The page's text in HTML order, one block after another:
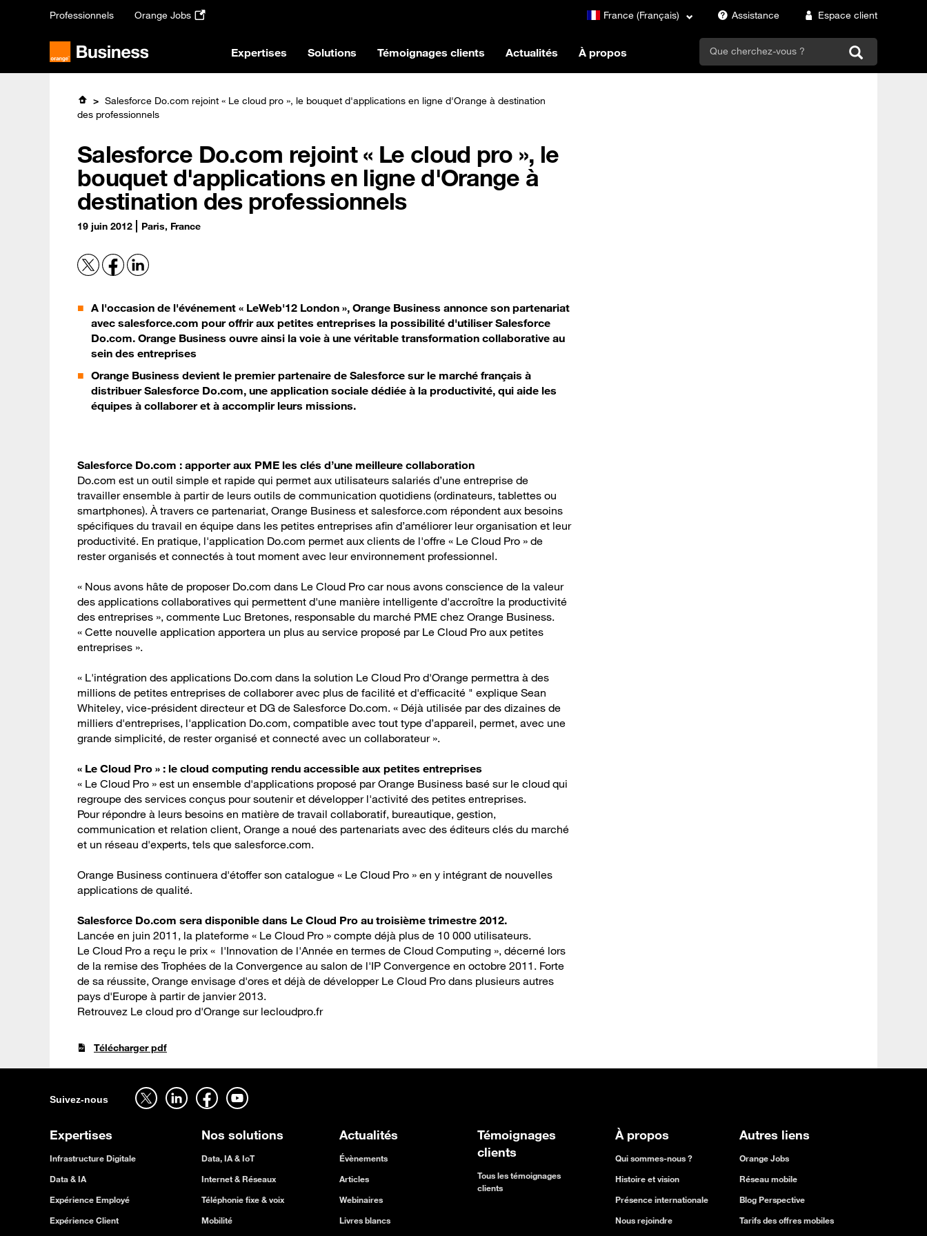
Professionnels Orange Jobs France (Français) Assistance Espace client
Expertises Solutions Témoignages clients Actualités À propos search
Salesforce Do.com rejoint « Le cloud pro », le bouquet d'applications en ligne d'Orange à destination
des professionnels
Salesforce Do.com rejoint « Le cloud pro », le
bouquet d'applications en ligne d'Orange à
destination des professionnels
19 juin 2012 Paris, France
A l'occasion de l'événement « LeWeb'12 London », Orange Business annonce son partenariat
avec salesforce.com pour offrir aux petites entreprises la possibilité d'utiliser Salesforce
Do.com. Orange Business ouvre ainsi la voie à une véritable transformation collaborative au
sein des entreprises
Orange Business devient le premier partenaire de Salesforce sur le marché français à
distribuer Salesforce Do.com, une application sociale dédiée à la productivité, qui aide les
équipes à collaborer et à accomplir leurs missions.
Salesforce Do.com : apporter aux PME les clés d’une meilleure collaboration
Do.com est un outil simple et rapide qui permet aux utilisateurs salariés d’une entreprise de
travailler ensemble à partir de leurs outils de communication quotidiens (ordinateurs, tablettes ou
smartphones). À travers ce partenariat, Orange Business et salesforce.com répondent aux besoins
spécifiques du travail en équipe dans les petites entreprises afin d’améliorer leur organisation et leur
productivité. En pratique, l'application Do.com permet aux clients de l'offre « Le Cloud Pro » de
rester organisés et connectés à tout moment avec leur environnement professionnel.
« Nous avons hâte de proposer Do.com dans Le Cloud Pro car nous avons conscience de la valeur
des applications collaboratives qui permettent d'une manière intelligente d'accroître la productivité
des entreprises », commente Luc Bretones, responsable du marché PME chez Orange Business.
« Cette nouvelle application apportera un plus au service proposé par Le Cloud Pro aux petites
entreprises ».
« L'intégration des applications Do.com dans la solution Le Cloud Pro d'Orange permettra à des
millions de petites entreprises de collaborer avec plus de facilité et d'efficacité " explique Sean
Whiteley, vice-président directeur et DG de Salesforce Do.com. « Déjà utilisée par des dizaines de
milliers d'entreprises, l'application Do.com, compatible avec tout type d’appareil, permet, avec une
grande simplicité, de rester organisé et connecté avec un collaborateur ».
« Le Cloud Pro » : le cloud computing rendu accessible aux petites entreprises
« Le Cloud Pro » est un ensemble d'applications proposé par Orange Business basé sur le cloud qui
regroupe des services conçus pour soutenir et développer l'activité des petites entreprises.
Pour répondre à leurs besoins en matière de travail collaboratif, bureautique, gestion,
communication et relation client, Orange a noué des partenariats avec des éditeurs clés du marché
et un réseau d'experts, tels que salesforce.com.
Orange Business continuera d'étoffer son catalogue « Le Cloud Pro » en y intégrant de nouvelles
applications de qualité.
Salesforce Do.com sera disponible dans Le Cloud Pro au troisième trimestre 2012.
Lancée en juin 2011, la plateforme « Le Cloud Pro » compte déjà plus de 10 000 utilisateurs.
Le Cloud Pro a reçu le prix « l'Innovation de l'Année en termes de Cloud Computing », décerné lors
de la remise des Trophées de la Convergence au salon de l'IP Convergence en octobre 2011. Forte
de sa réussite, Orange envisage d'ores et déjà de développer Le Cloud Pro dans plusieurs autres
pays d'Europe à partir de janvier 2013.
Retrouvez Le cloud pro d'Orange sur lecloudpro.fr
Télécharger pdf
Suivez-nous
Suivez-nous sur twitter - ouverture dans un nouvel onglet Suivez-nous sur linkedin - ouverture dans un nouvel onglet Suivez-nous sur facebook - ouverture dans un nouvel onglet Suivez-nous sur youtube - ouverture dans un nouvel onglet
Expertises
Infrastructure Digitale
Data & IA
Expérience Employé
Expérience Client
Nos solutions
Data, IA & IoT
Internet & Réseaux
Téléphonie fixe & voix
Mobilité
Actualités
Évènements
Articles
Webinaires
Livres blancs
Témoignages
clients
Tous les témoignages
clients
À propos
Qui sommes-nous ?
Histoire et vision
Présence internationale
Nous rejoindre
Autres liens
Orange Jobs
Réseau mobile
Blog Perspective
Tarifs des offres mobiles